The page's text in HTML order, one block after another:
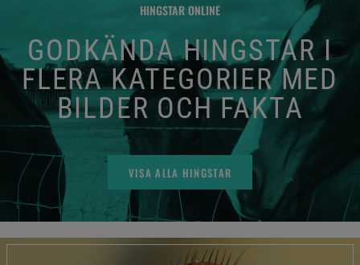
HINGSTAR ONLINE
GODKÄNDA HINGSTAR I
FLERA KATEGORIER MED
BILDER OCH FAKTA
VISA ALLA HINGSTAR